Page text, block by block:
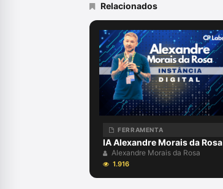
Relacionados
FERRAMENTA
IA Alexandre Morais da Rosa
Alexandre Morais da Rosa
1.916